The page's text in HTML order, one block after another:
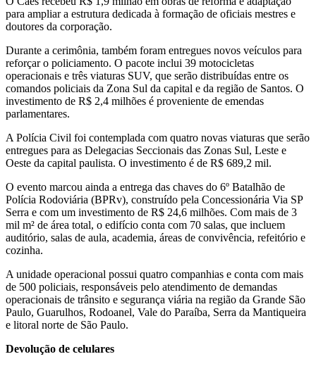
para ampliar a estrutura dedicada à formação de oficiais mestres e
doutores da corporação.
Durante a cerimônia, também foram entregues novos veículos para
reforçar o policiamento. O pacote inclui 39 motocicletas
operacionais e três viaturas SUV, que serão distribuídas entre os
comandos policiais da Zona Sul da capital e da região de Santos. O
investimento de R$ 2,4 milhões é proveniente de emendas
parlamentares.
A Polícia Civil foi contemplada com quatro novas viaturas que serão
entregues para as Delegacias Seccionais das Zonas Sul, Leste e
Oeste da capital paulista. O investimento é de R$ 689,2 mil.
O evento marcou ainda a entrega das chaves do 6º Batalhão de
Polícia Rodoviária (BPRv), construído pela Concessionária Via SP
Serra e com um investimento de R$ 24,6 milhões. Com mais de 3
mil m² de área total, o edifício conta com 70 salas, que incluem
auditório, salas de aula, academia, áreas de convivência, refeitório e
cozinha.
A unidade operacional possui quatro companhias e conta com mais
de 500 policiais, responsáveis pelo atendimento de demandas
operacionais de trânsito e segurança viária na região da Grande São
Paulo, Guarulhos, Rodoanel, Vale do Paraíba, Serra da Mantiqueira
e litoral norte de São Paulo.
Devolução de celulares